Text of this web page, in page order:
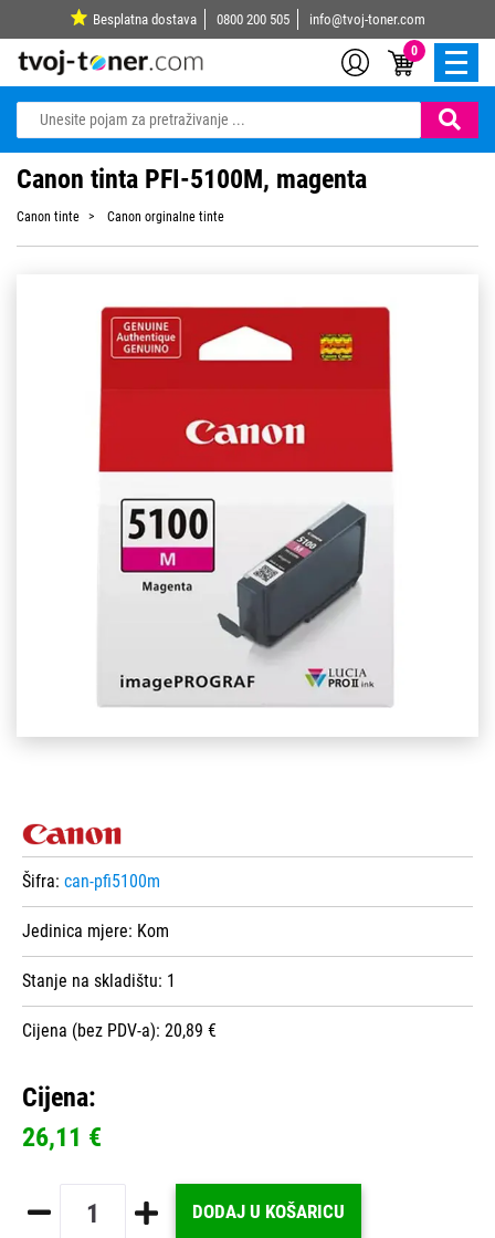
Besplatna dostava 0800 200 505 info@tvoj-toner.com
0
Canon tinta PFI-5100M, magenta
Canon tinte Canon orginalne tinte
Šifra: can-pfi5100m
Jedinica mjere: Kom
Stanje na skladištu: 1
Cijena (bez PDV-a): 20,89 €
Cijena:
26,11 €
DODAJ U KOŠARICU